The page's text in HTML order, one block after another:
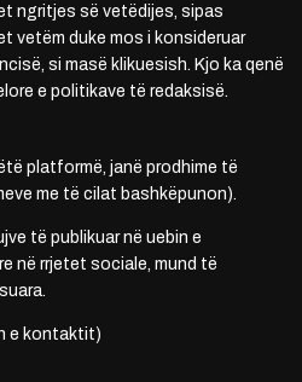
ngritjes së vetëdijes, sipas
vetëm duke mos i konsideruar
si masë klikuesish. Kjo ka qenë
e politikave të redaksisë.
platformë, janë prodhime të
me të cilat bashkëpunon).
të publikuar në uebin e
në rrjetet sociale, mund të
e kontaktit)